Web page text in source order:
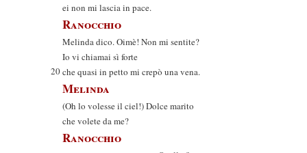
ei non mi lascia in pace.
Ranocchio
Melinda dico. Oimè! Non mi sentite?
Io vi chiamai sì forte
20che quasi in petto mi crepò una vena.
Melinda
(Oh lo volesse il ciel!) Dolce marito
che volete da me?
Ranocchio